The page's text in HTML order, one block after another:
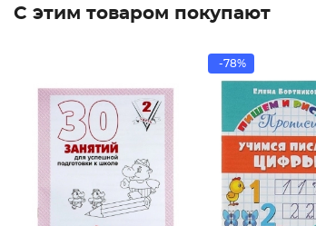
С этим товаром покупают
-78%